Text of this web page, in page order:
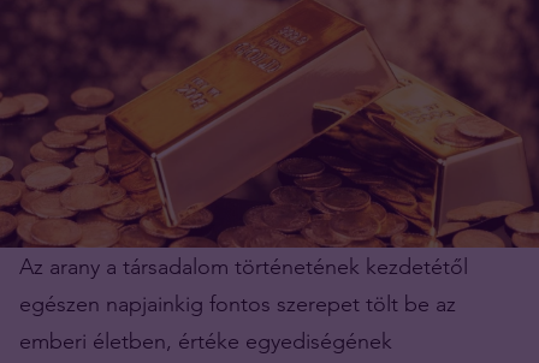
Az arany a társadalom történetének kezdetétől
egészen napjainkig fontos szerepet tölt be az
emberi életben, értéke egyediségének